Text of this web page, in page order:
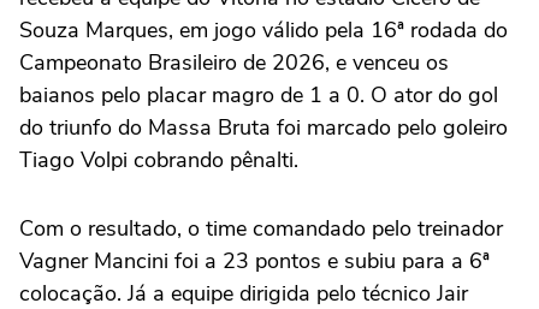
Souza Marques, em jogo válido pela 16ª rodada do
Campeonato Brasileiro de 2026, e venceu os
baianos pelo placar magro de 1 a 0. O ator do gol
do triunfo do Massa Bruta foi marcado pelo goleiro
Tiago Volpi cobrando pênalti.
Com o resultado, o time comandado pelo treinador
Vagner Mancini foi a 23 pontos e subiu para a 6ª
colocação. Já a equipe dirigida pelo técnico Jair